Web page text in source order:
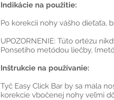
Indikácie na použitie:
Po korekcii nohy vášho dieťaťa,
UPOZORNENIE: Túto ortézu
Ponsetiho metódou liečby,
Inštrukcie na používanie:
Tyč Easy Click Bar by sa mala
korekcie vbočenej nohy veľmi